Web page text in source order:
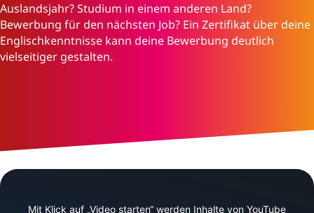
Auslandsjahr? Studium in einem anderen Land?
Bewerbung für den nächsten Job? Ein Zertifikat über deine
Englischkenntnisse kann deine Bewerbung deutlich
vielseitiger gestalten.
Mit Klick auf „Video starten“ werden Inhalte von YouTube